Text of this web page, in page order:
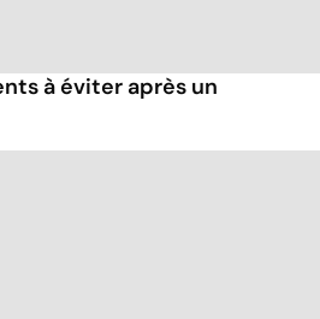
à éviter après un